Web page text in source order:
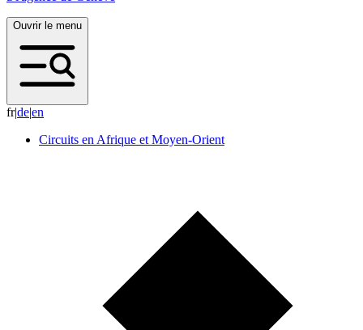
Ouvrir le menu
fr|de|en
Circuits en Afrique et Moyen-Orient